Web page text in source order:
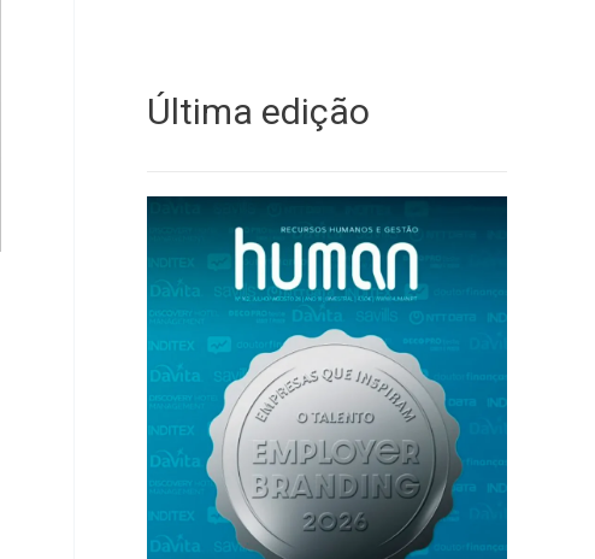
Última edição